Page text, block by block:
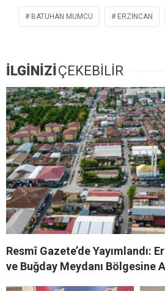
BATUHAN MUMCU ERZİNCAN
İLGİNİZİÇEKEBİLİR
Resmî Gazete’de Yayımlandı:
ve Buğday Meydanı Bölgesine